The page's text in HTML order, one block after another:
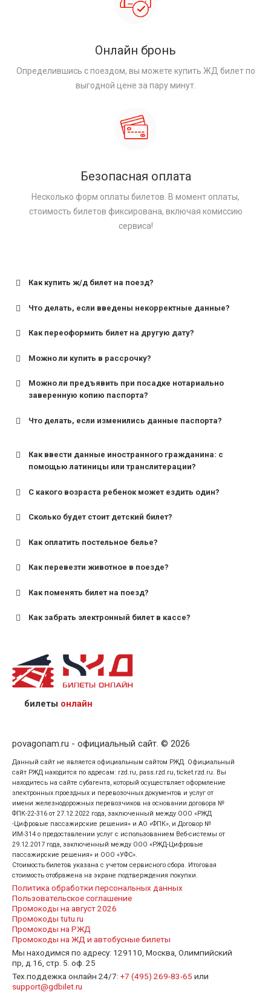
Онлайн бронь
Определившись с поездом, вы можете купить ЖД билет по
выгодной цене за пару минут.
Безопасная оплата
Несколько форм оплаты билетов. В момент оплаты,
стоимость билетов фиксирована, включая комиссию
сервиса!
Как купить ж/д билет на поезд?
Что делать, если введены некорректные данные?
Как переоформить билет на другую дату?
Можно ли купить в рассрочку?
Можно ли предъявить при посадке нотариально
заверенную копию паспорта?
Что делать, если изменились данные паспорта?
Как ввести данные иностранного гражданина: с
помощью латиницы или транслитерации?
С какого возраста ребенок может ездить один?
для поездов дальнего следования — от 10 лет и
для пригородных поездов — от 7 лет.
Сколько будет стоит детский билет?
Как оплатить постельное белье?
Как перевезти животное в поезде?
Как поменять билет на поезд?
Как забрать электронный билет в кассе?
назвав кассиру 14-значный номер заказа;
предъявив удостоверение личности пассажира, на
кого оформлен билет.
билеты онлайн
povagonam.ru - официальный сайт. © 2026
Данный сайт не является официальным сайтом РЖД. Официальный
сайт РЖД находится по адресам: rzd.ru, pass.rzd.ru, ticket.rzd.ru. Вы
находитесь на сайте субагента, который осуществляет оформление
электронных проездных и перевозочных документов и услуг от
имени железнодорожных перевозчиков на основании договора №
ФПК-22-316 от 27.12.2022 года, заключенный между ООО «РЖД
-Цифровые пассажирские решения» и АО «ФПК», и Договор №
ИМ-314 о предоставлении услуг с использованием Веб-системы от
29.12.2017 года, заключенный между ООО «РЖД-Цифровые
пассажирские решения» и ООО «УФС».
Стоимость билетов указана с учетом сервисного сбора. Итоговая
стоимость отображена на экране подтверждения покупки.
Политика обработки персональных данных
Пользовательское соглашение
Промокоды на август 2026
Промокоды tutu.ru
Промокоды на РЖД
Промокоды на ЖД и автобусные билеты
Мы находимся по адресу: 129110, Москва, Олимпийский
пр, д.16, стр. 5. оф. 25
Тех.поддежка онлайн 24/7: +7 (495) 269-83-65 или
support@gdbilet.ru